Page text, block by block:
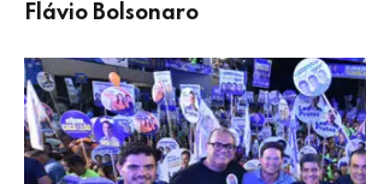
Flávio Bolsonaro